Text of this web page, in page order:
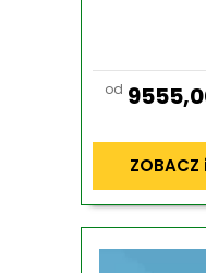
od
ZOBACZ